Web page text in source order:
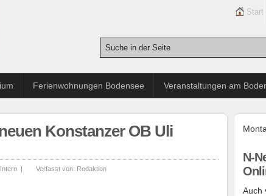
Start
Ferienwohnungen Bodensee Veranstaltungen am
Konstanzer OB Uli
Intern | Verfasst von: Redaktion
N-
Auch